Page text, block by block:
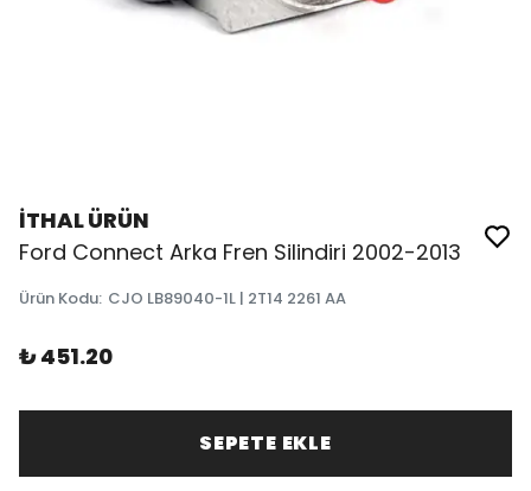
İTHAL ÜRÜN
Ford Connect Arka Fren Silindiri 2002-2013
Ürün Kodu: CJO LB89040-1L | 2T14 2261 AA
₺ 451.20
SEPETE EKLE